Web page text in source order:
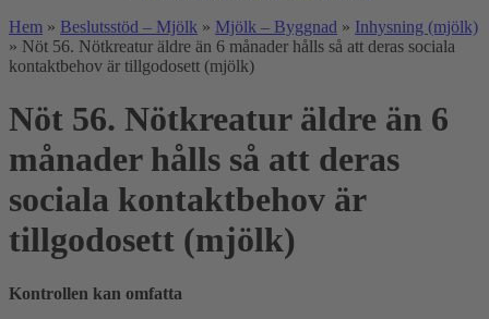
Hem » Beslutsstöd – Mjölk » Mjölk – Byggnad » Inhysning (mjölk)
» Nöt 56. Nötkreatur äldre än 6 månader hålls så att deras sociala
kontaktbehov är tillgodosett (mjölk)
Nöt 56. Nötkreatur äldre än 6
månader hålls så att deras
sociala kontaktbehov är
tillgodosett (mjölk)
Kontrollen kan omfatta